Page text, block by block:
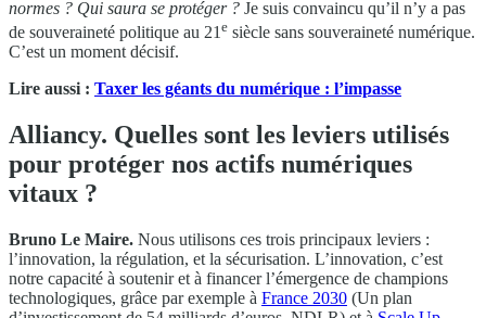
normes ? Qui saura se protéger ? Je suis convaincu qu’il n’y a pas
de souveraineté politique au 21 e siècle sans souveraineté numérique.
C’est un moment décisif.
Lire aussi : Taxer les géants du numérique : l’impasse
Alliancy. Quelles sont les leviers utilisés
pour protéger nos actifs numériques
vitaux ?
Bruno Le Maire. Nous utilisons ces trois principaux leviers :
l’innovation, la régulation, et la sécurisation. L’innovation, c’est
notre capacité à soutenir et à financer l’émergence de champions
technologiques, grâce par exemple à France 2030 (Un plan